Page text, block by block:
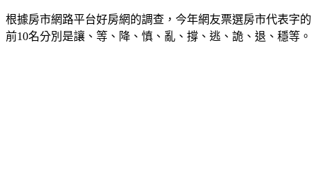
根據房市網路平台好房網的調查，今年網友票選房市代表字的
前10名分別是讓、等、降、慎、亂、撐、逃、詭、退、穩等。